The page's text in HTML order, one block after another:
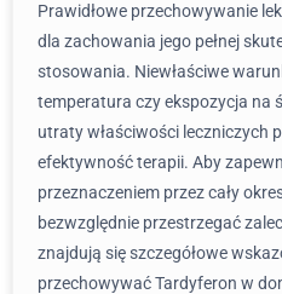
Prawidłowe przechowywanie
dla zachowania jego pełnej
stosowania. Niewłaściwe
temperatura czy ekspozycja na
utraty właściwości leczniczych
efektywność terapii. Aby
przeznaczeniem przez cały
bezwzględnie przestrzegać
znajdują się szczegółowe
przechowywać Tardyferon w